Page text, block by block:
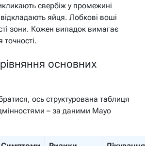
свербіж у промежині
яйця. Лобкові воші
зони. Кожен випадок вимагає
основних
ось структурована таблиця
– за даними Mayo